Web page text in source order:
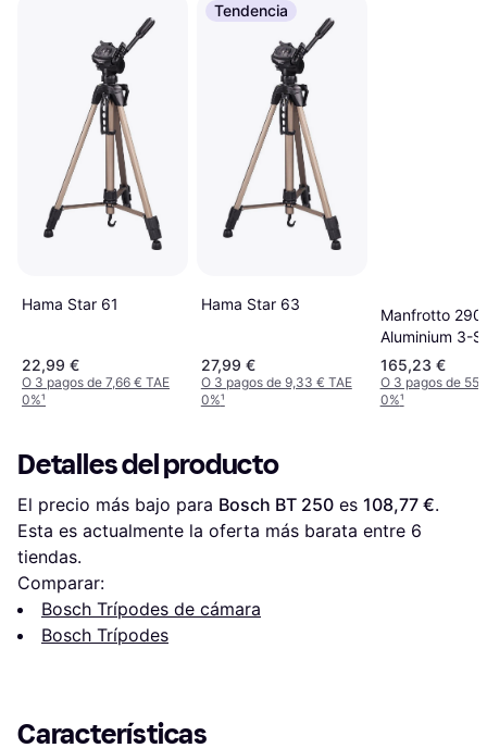
Hama Star 61
22,99 €
O 3 pagos de 7,66 € TAE
0%¹
Tendencia
Hama Star 63
27,99 €
O 3 pagos de 9,33 € TAE
0%¹
Manfrotto 290
Aluminium 3-
165,23 €
O 3 pagos de
0%¹
Detalles del producto
El precio más bajo para Bosch BT 250 es 108,77 €.
Esta es actualmente la oferta más barata entre 6
tiendas.
Comparar:
Bosch Trípodes de cámara
Bosch Trípodes
Características